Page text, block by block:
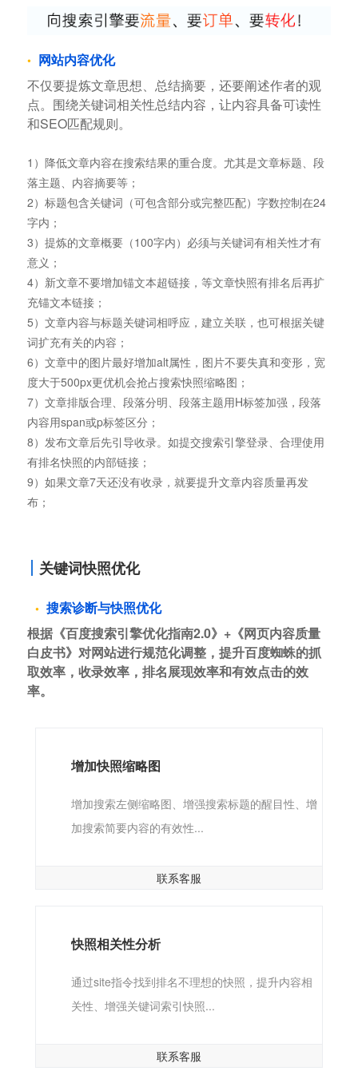
网站内容优化
不仅要提炼文章思想、总结摘要，还要阐述作者的观
点。围绕关键词相关性总结内容，让内容具备可读性
和SEO匹配规则。
1）降低文章内容在搜索结果的重合度。尤其是文章标题、段
落主题、内容摘要等；
2）标题包含关键词（可包含部分或完整匹配）字数控制在24
字内；
3）提炼的文章概要（100字内）必须与关键词有相关性才有
意义；
4）新文章不要增加锚文本超链接，等文章快照有排名后再扩
充锚文本链接；
5）文章内容与标题关键词相呼应，建立关联，也可根据关键
词扩充有关的内容；
6）文章中的图片最好增加alt属性，图片不要失真和变形，宽
度大于500px更优机会抢占搜索快照缩略图；
7）文章排版合理、段落分明、段落主题用H标签加强，段落
内容用span或p标签区分；
8）发布文章后先引导收录。如提交搜索引擎登录、合理使用
有排名快照的内部链接；
9）如果文章7天还没有收录，就要提升文章内容质量再发
布；
关键词快照优化
搜索诊断与快照优化
根据《百度搜索引擎优化指南2.0》+《网页内容质量
白皮书》对网站进行规范化调整，提升百度蜘蛛的抓
取效率，收录效率，排名展现效率和有效点击的效
率。
增加快照缩略图
增加搜索左侧缩略图、增强搜索标题的醒目性、增
加搜索简要内容的有效性...
联系客服
快照相关性分析
通过site指令找到排名不理想的快照，提升内容相
关性、增强关键词索引快照...
联系客服